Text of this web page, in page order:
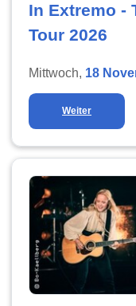
In Extremo -
Tour 2026
Mittwoch, 18
Weiter